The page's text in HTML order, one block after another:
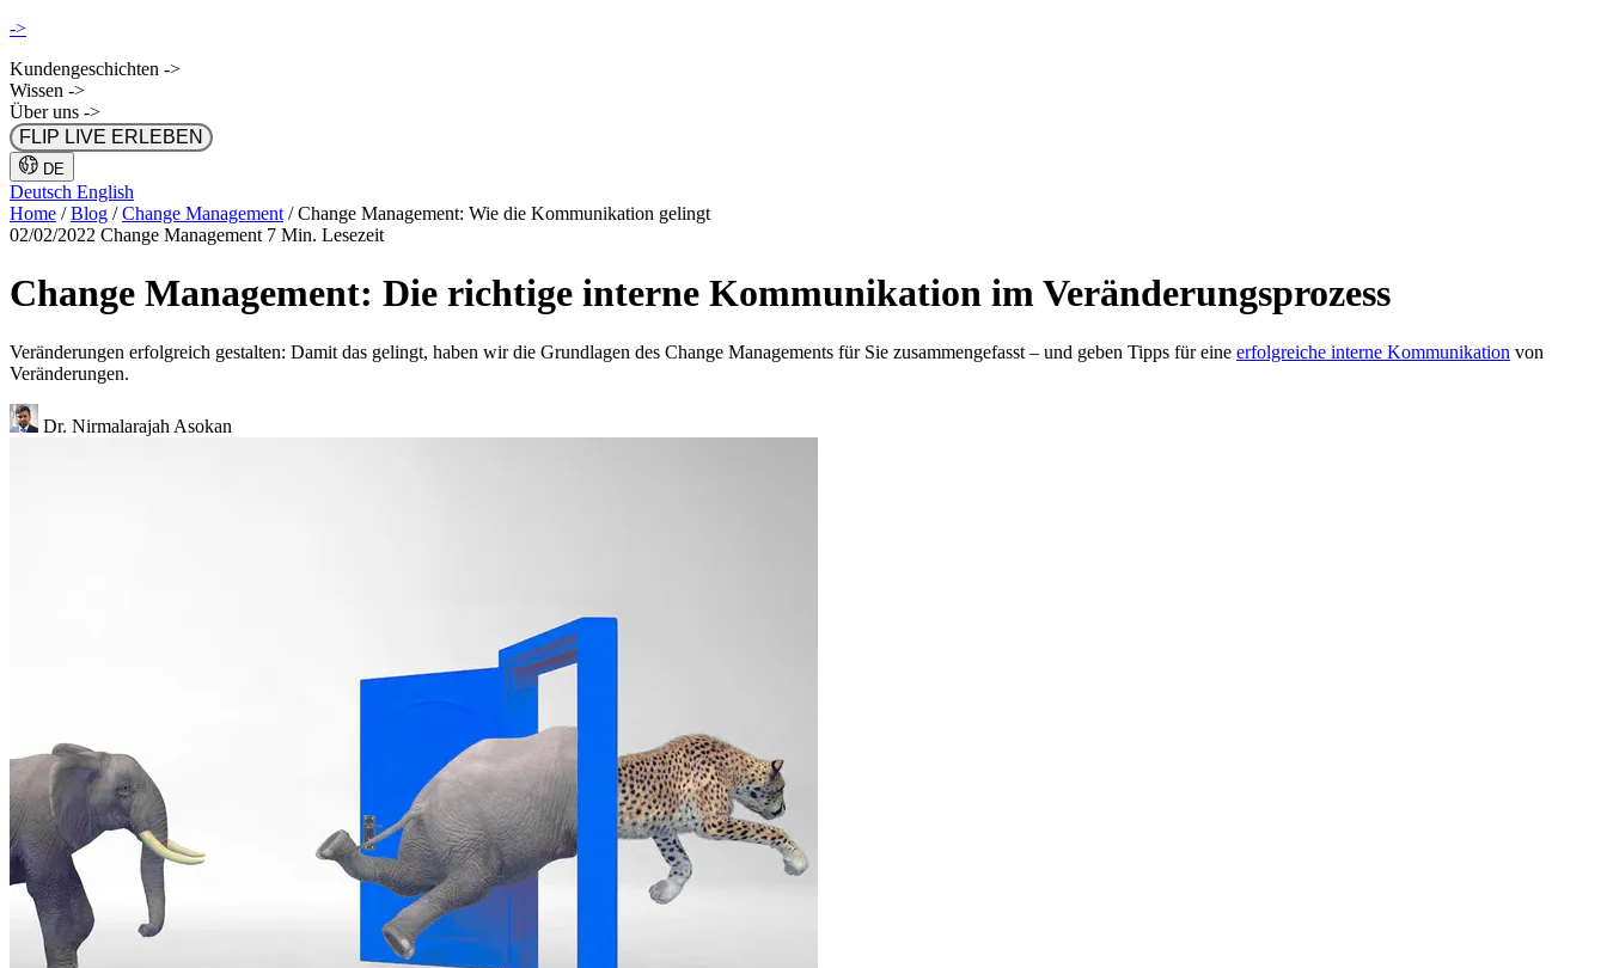
->
Kundengeschichten ->
Wissen ->
Über uns ->
FLIP LIVE ERLEBEN
DE
Deutsch English
Home /Blog /Change Management /Change Management: Wie die Kommunikation gelingt
02/02/2022 Change Management 7 Min. Lesezeit
Change Management: Die richtige interne Kommunikation im Veränderungsprozess
Veränderungen erfolgreich gestalten: Damit das gelingt, haben wir die Grundlagen des Change Managements für Sie zusammengefasst – und geben Tipps für eine erfolgreiche interne Kommunikation von
Veränderungen.
Dr. Nirmalarajah Asokan